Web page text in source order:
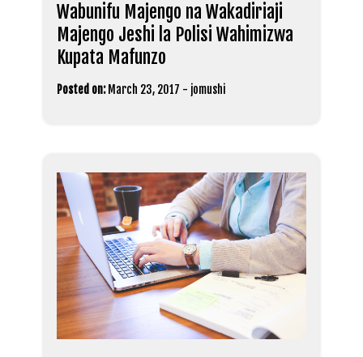
Wabunifu Majengo na Wakadiriaji
Majengo Jeshi la Polisi Wahimizwa
Kupata Mafunzo
Posted on: March 23, 2017 - jomushi